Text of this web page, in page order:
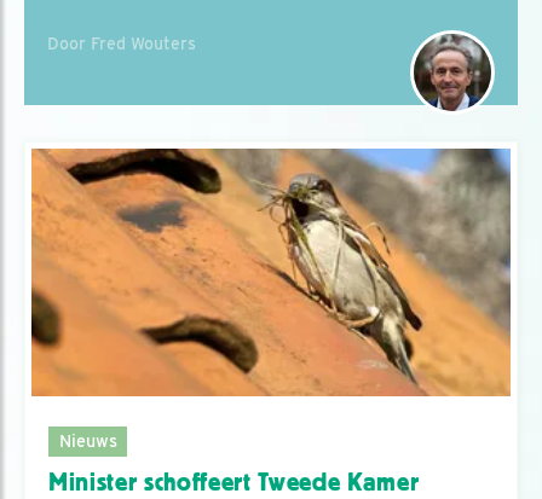
Door Fred Wouters
Nieuws
Minister schoffeert Tweede Kamer